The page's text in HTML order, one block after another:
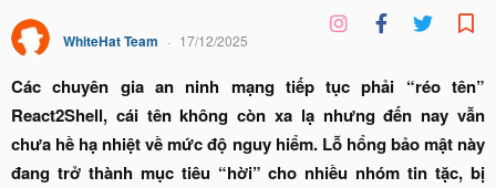
WhiteHat Team 17/12/2025
Các chuyên gia an ninh mạng tiếp tục phải “réo tên”
React2Shell, cái tên không còn xa lạ nhưng đến nay vẫn
chưa hề hạ nhiệt về mức độ nguy hiểm. Lỗ hổng bảo mật này
đang trở thành mục tiêu “hời” cho nhiều nhóm tin tặc, bị